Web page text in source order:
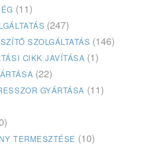
(11)
(247)
SZOLGÁLTATÁS (146)
CIKK JAVÍTÁSA (1)
(22)
GYÁRTÁSA (11)
TERMESZTÉSE (10)